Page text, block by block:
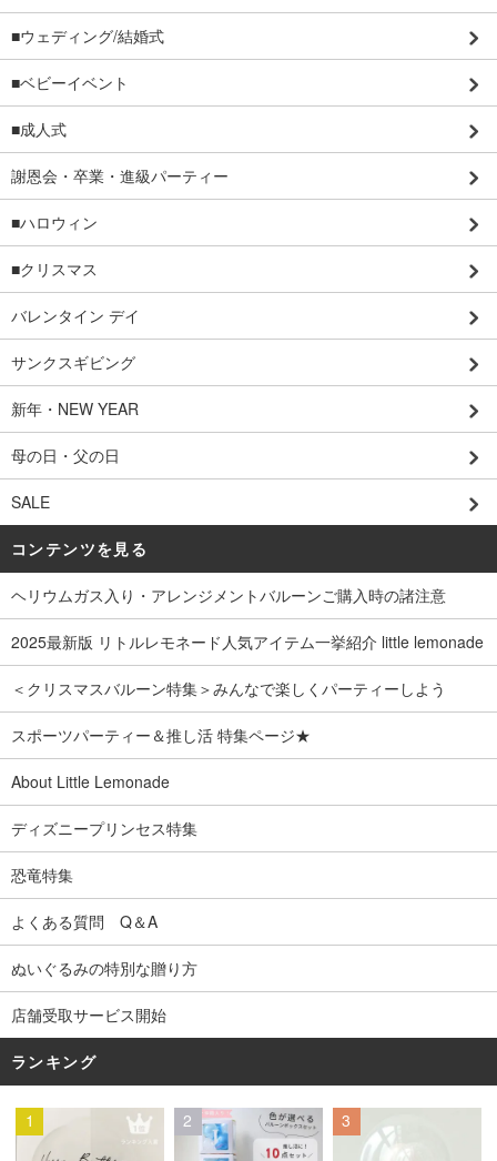
■ウェディング/結婚式
■ベビーイベント
■成人式
謝恩会・卒業・進級パーティー
■ハロウィン
■クリスマス
バレンタイン デイ
サンクスギビング
新年・NEW YEAR
母の日・父の日
SALE
コンテンツを見る
ヘリウムガス入り・アレンジメントバルーンご購入時の諸注意
2025最新版 リトルレモネード人気アイテム一挙紹介 little lemonade
＜クリスマスバルーン特集＞みんなで楽しくパーティーしよう
スポーツパーティー＆推し活 特集ページ★
About Little Lemonade
ディズニープリンセス特集
恐竜特集
よくある質問 Q＆A
ぬいぐるみの特別な贈り方
店舗受取サービス開始
ランキング
1 2 3